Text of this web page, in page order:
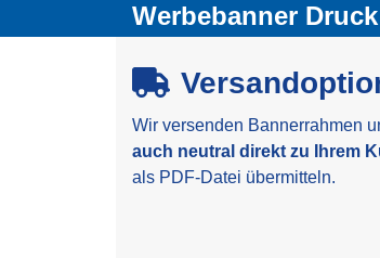
Werbebanner Druck
Wir versenden Bannerrahmen
auch neutral direkt zu Ihrem
als PDF-Datei übermitteln.